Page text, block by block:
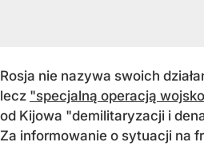
Rosja nie nazywa swoich
lecz "specjalną operacją
od Kijowa "demilitaryzacji i
Za informowanie o sytuacji na